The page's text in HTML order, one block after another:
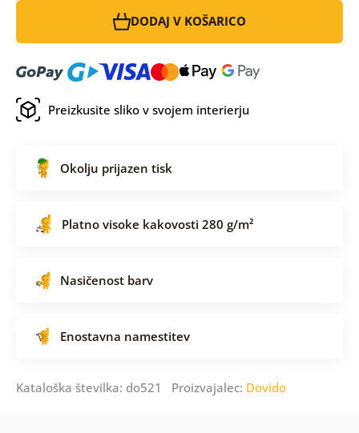
DODAJ V KOŠARICO
Preizkusite sliko v svojem interierju
Okolju prijazen tisk
Platno visoke kakovosti 280 g/m²
Nasičenost barv
Enostavna namestitev
Kataloška številka: do521 Proizvajalec: Dovido